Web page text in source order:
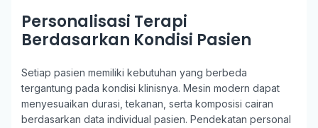
Personalisasi Terapi
Berdasarkan Kondisi Pasien
Setiap pasien memiliki kebutuhan yang berbeda
tergantung pada kondisi klinisnya. Mesin modern dapat
menyesuaikan durasi, tekanan, serta komposisi cairan
berdasarkan data individual pasien. Pendekatan personal